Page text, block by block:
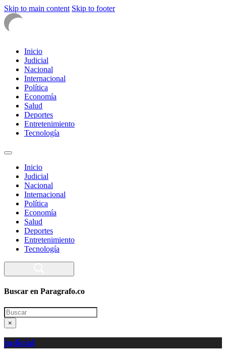
Skip to main content Skip to footer
Inicio
Judicial
Nacional
Internacional
Política
Economía
Salud
Deportes
Entretenimiento
Tecnología
Inicio
Judicial
Nacional
Internacional
Política
Economía
Salud
Deportes
Entretenimiento
Tecnología
Buscar en Paragrafo.co
Search
×
judicial